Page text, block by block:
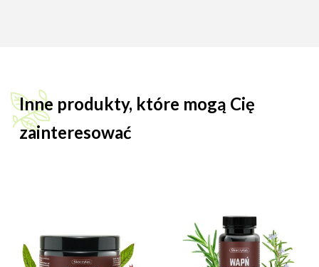
Inne produkty, które mogą Cię
zainteresować